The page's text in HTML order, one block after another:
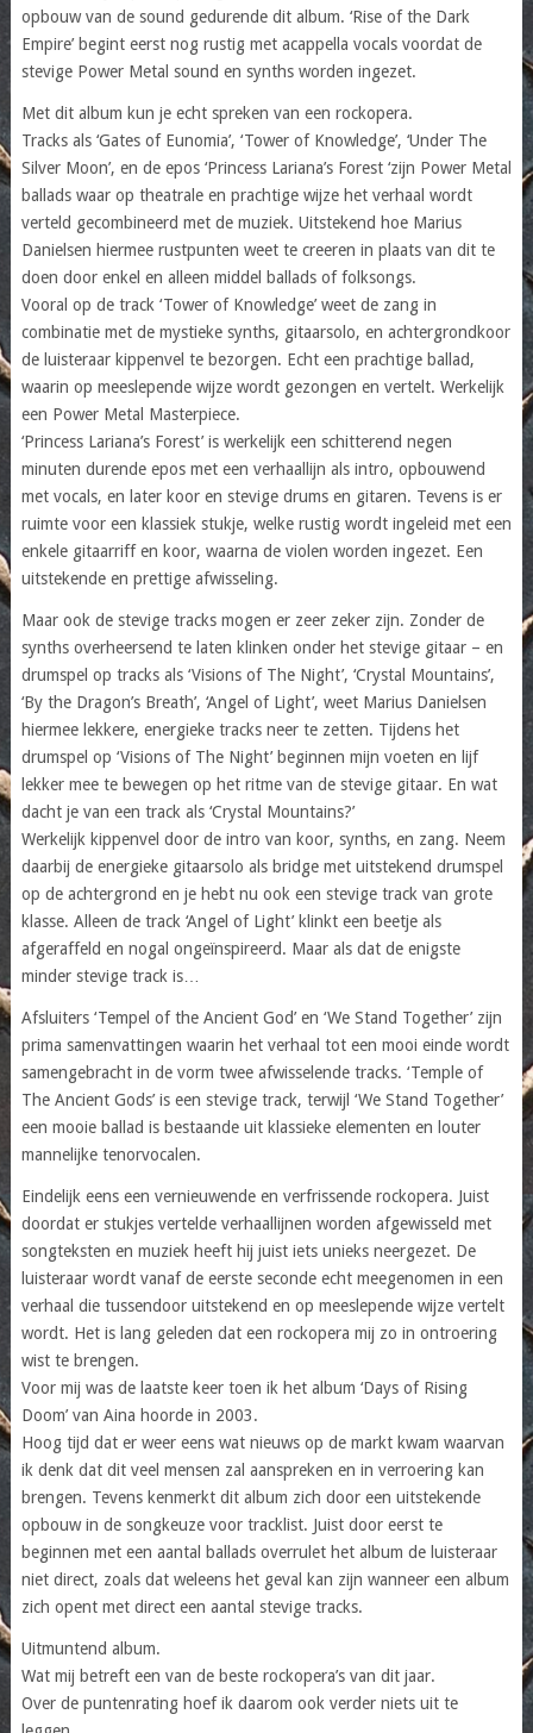
opbouw van de sound gedurende dit album. ‘Rise of the Dark
Empire’ begint eerst nog rustig met acappella vocals voordat de
stevige Power Metal sound en synths worden ingezet.
Met dit album kun je echt spreken van een rockopera.
Tracks als ‘Gates of Eunomia’, ‘Tower of Knowledge’, ‘Under The
Silver Moon’, en de epos ‘Princess Lariana’s Forest ‘zijn Power Metal
ballads waar op theatrale en prachtige wijze het verhaal wordt
verteld gecombineerd met de muziek. Uitstekend hoe Marius
Danielsen hiermee rustpunten weet te creeren in plaats van dit te
doen door enkel en alleen middel ballads of folksongs.
Vooral op de track ‘Tower of Knowledge’ weet de zang in
combinatie met de mystieke synths, gitaarsolo, en achtergrondkoor
de luisteraar kippenvel te bezorgen. Echt een prachtige ballad,
waarin op meeslepende wijze wordt gezongen en vertelt. Werkelijk
een Power Metal Masterpiece.
‘Princess Lariana’s Forest’ is werkelijk een schitterend negen
minuten durende epos met een verhaallijn als intro, opbouwend
met vocals, en later koor en stevige drums en gitaren. Tevens is er
ruimte voor een klassiek stukje, welke rustig wordt ingeleid met een
enkele gitaarriff en koor, waarna de violen worden ingezet. Een
uitstekende en prettige afwisseling.
Maar ook de stevige tracks mogen er zeer zeker zijn. Zonder de
synths overheersend te laten klinken onder het stevige gitaar – en
drumspel op tracks als ‘Visions of The Night’, ‘Crystal Mountains’,
‘By the Dragon’s Breath’, ‘Angel of Light’, weet Marius Danielsen
hiermee lekkere, energieke tracks neer te zetten. Tijdens het
drumspel op ‘Visions of The Night’ beginnen mijn voeten en lijf
lekker mee te bewegen op het ritme van de stevige gitaar. En wat
dacht je van een track als ‘Crystal Mountains?’
Werkelijk kippenvel door de intro van koor, synths, en zang. Neem
daarbij de energieke gitaarsolo als bridge met uitstekend drumspel
op de achtergrond en je hebt nu ook een stevige track van grote
klasse. Alleen de track ‘Angel of Light’ klinkt een beetje als
afgeraffeld en nogal ongeïnspireerd. Maar als dat de enigste
minder stevige track is…
Afsluiters ‘Tempel of the Ancient God’ en ‘We Stand Together’ zijn
prima samenvattingen waarin het verhaal tot een mooi einde wordt
samengebracht in de vorm twee afwisselende tracks. ‘Temple of
The Ancient Gods’ is een stevige track, terwijl ‘We Stand Together’
een mooie ballad is bestaande uit klassieke elementen en louter
mannelijke tenorvocalen.
Eindelijk eens een vernieuwende en verfrissende rockopera. Juist
doordat er stukjes vertelde verhaallijnen worden afgewisseld met
songteksten en muziek heeft hij juist iets unieks neergezet. De
luisteraar wordt vanaf de eerste seconde echt meegenomen in een
verhaal die tussendoor uitstekend en op meeslepende wijze vertelt
wordt. Het is lang geleden dat een rockopera mij zo in ontroering
wist te brengen.
Voor mij was de laatste keer toen ik het album ‘Days of Rising
Doom’ van Aina hoorde in 2003.
Hoog tijd dat er weer eens wat nieuws op de markt kwam waarvan
ik denk dat dit veel mensen zal aanspreken en in verroering kan
brengen. Tevens kenmerkt dit album zich door een uitstekende
opbouw in de songkeuze voor tracklist. Juist door eerst te
beginnen met een aantal ballads overrulet het album de luisteraar
niet direct, zoals dat weleens het geval kan zijn wanneer een album
zich opent met direct een aantal stevige tracks.
Uitmuntend album.
Wat mij betreft een van de beste rockopera’s van dit jaar.
Over de puntenrating hoef ik daarom ook verder niets uit te